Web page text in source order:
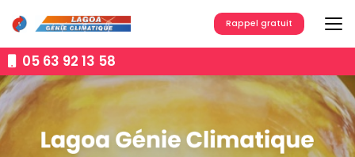
au
contenu
principal05 63 92 13 58
Rappel gratuit